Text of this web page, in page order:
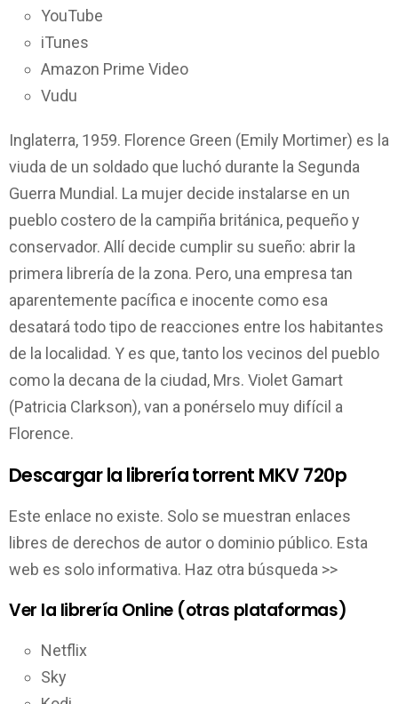
YouTube
iTunes
Amazon Prime Video
Vudu
Inglaterra, 1959. Florence Green (Emily Mortimer) es la
viuda de un soldado que luchó durante la Segunda
Guerra Mundial. La mujer decide instalarse en un
pueblo costero de la campiña británica, pequeño y
conservador. Allí decide cumplir su sueño: abrir la
primera librería de la zona. Pero, una empresa tan
aparentemente pacífica e inocente como esa
desatará todo tipo de reacciones entre los habitantes
de la localidad. Y es que, tanto los vecinos del pueblo
como la decana de la ciudad, Mrs. Violet Gamart
(Patricia Clarkson), van a ponérselo muy difícil a
Florence.
Descargar la librería torrent MKV 720p
Este enlace no existe. Solo se muestran enlaces
libres de derechos de autor o dominio público. Esta
web es solo informativa. Haz otra búsqueda >>
Ver la librería Online (otras plataformas)
Netflix
Sky